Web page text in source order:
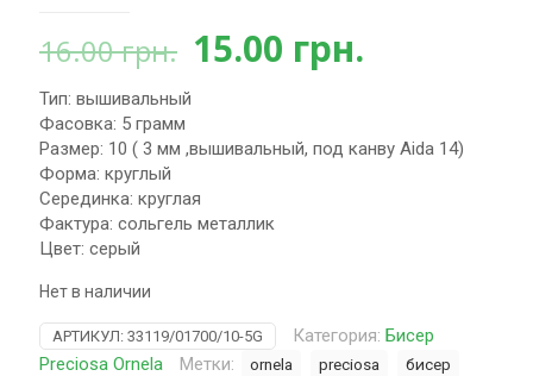
16.00грн. Первоначальная
16.00 грн..
15.00 грн.
Тип: вышивальный
Фасовка: 5 грамм
Размер: 10 ( 3 мм ,вышивальный, под канву Aida 14)
Форма: круглый
Серединка: круглая
Фактура: сольгель металлик
Цвет: серый
Нет в наличии
АРТИКУЛ: 33119/01700/10-5G Категория: Бисер
Preciosa Ornela
Метки: ornela preciosa
бисер